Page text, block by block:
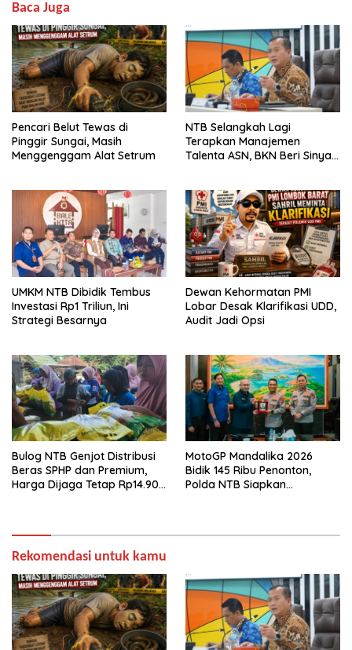
Baca Juga
Pencari Belut Tewas di
Pinggir Sungai, Masih
Menggenggam Alat Setrum
NTB Selangkah Lagi
Terapkan Manajemen
Talenta ASN, BKN Beri Sinyal
UMKM NTB Dibidik Tembus
Investasi Rp1 Triliun, Ini
Strategi Besarnya
Dewan Kehormatan PMI
Lobar Desak Klarifikasi UDD,
Audit Jadi Opsi
Bulog NTB Genjot Distribusi
Beras SPHP dan Premium,
Harga Dijaga Tetap Rp14.900
MotoGP Mandalika 2026
Bidik 145 Ribu Penonton,
Polda NTB Siapkan
Rekomendasi untuk kamu